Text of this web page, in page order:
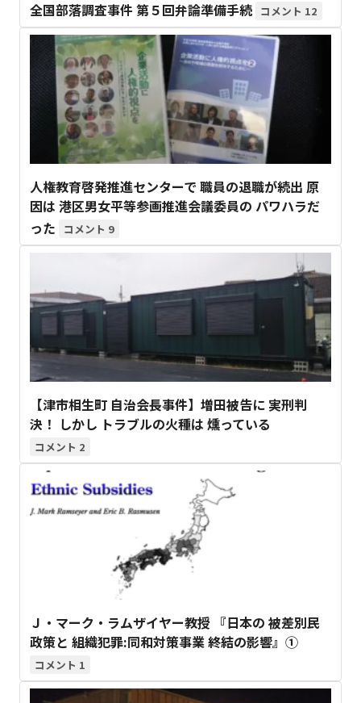
全国部落調査事件 第５回弁論準備手続 12
人権教育啓発推進センターで 職員の退職が続出 原
因は 港区男女平等参画推進会議委員の パワハラだ
った
9
【津市相生町 自治会長事件】増田被告に 実刑判
決！ しかし トラブルの火種は 燻っている
2
Ｊ・マーク・ラムザイヤー教授 『日本の 被差別民
政策と 組織犯罪:同和対策事業 終結の影響』①
1